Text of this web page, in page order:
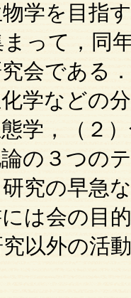
学を目指
って，同
会である
学などの
態学，（２
の３つの
究の早急
は会の目
以外の活